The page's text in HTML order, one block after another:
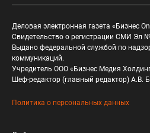
Деловая электронная газета «Бизнес
Свидетельство о регистрации СМИ Эл
Выдано федеральной службой по
коммуникаций.
Учредитель ООО «Бизнес Медия
Шеф-редактор (главный редактор) А.В.
Политика о персональных данных